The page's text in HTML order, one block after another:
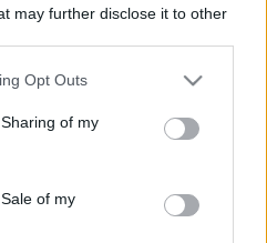
may further disclose it to other
app uses one or more Google
behaviour. You may click to
and its third-party tags to
purposes in below Google
Opt Outs
of my
of my
betiltott rendezvények
okoznak az
azonban az egyesület ezúttal
támogatáshoz
a rászoruló előadók
hozzátéve, hogy az EJI a